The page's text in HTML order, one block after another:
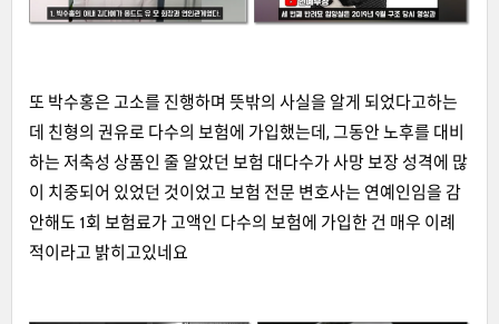
또 박수홍은 고소를 진행하며 뜻밖의 사실을 알게 되었다고하는
데 친형의 권유로 다수의 보험에 가입했는데, 그동안 노후를 대비
하는 저축성 상품인 줄 알았던 보험 대다수가 사망 보장 성격에 많
이 치중되어 있었던 것이었고 보험 전문 변호사는 연예인임을 감
안해도 1회 보험료가 고액인 다수의 보험에 가입한 건 매우 이례
적이라고 밝히고있네요